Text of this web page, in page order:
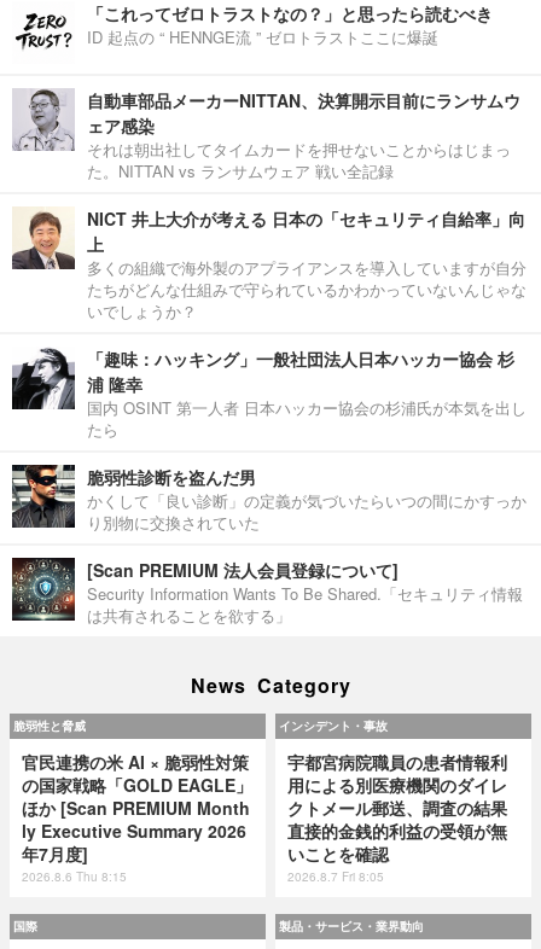
「これってゼロトラストなの？」と思ったら読むべき
ID 起点の “ HENNGE流 ” ゼロトラストここに爆誕
自動車部品メーカーNITTAN、決算開示目前にランサムウ
ェア感染
それは朝出社してタイムカードを押せないことからはじまっ
た。NITTAN vs ランサムウェア 戦い全記録
NICT 井上大介が考える 日本の「セキュリティ自給率」向
上
多くの組織で海外製のアプライアンスを導入していますが自分
たちがどんな仕組みで守られているかわかっていないんじゃな
いでしょうか？
「趣味：ハッキング」一般社団法人日本ハッカー協会 杉
浦 隆幸
国内 OSINT 第一人者 日本ハッカー協会の杉浦氏が本気を出し
たら
脆弱性診断を盗んだ男
かくして「良い診断」の定義が気づいたらいつの間にかすっか
り別物に交換されていた
[Scan PREMIUM 法人会員登録について]
Security Information Wants To Be Shared.「セキュリティ情報
は共有されることを欲する」
News Category
脆弱性と脅威
官民連携の米 AI × 脆弱性対策
の国家戦略「GOLD EAGLE」
ほか [Scan PREMIUM Month
ly Executive Summary 2026
年7月度]
2026.8.6 Thu 8:15
インシデント・事故
宇都宮病院職員の患者情報利
用による別医療機関のダイレ
クトメール郵送、調査の結果
直接的金銭的利益の受領が無
いことを確認
2026.8.7 Fri 8:05
国際 製品・サービス・業界動向